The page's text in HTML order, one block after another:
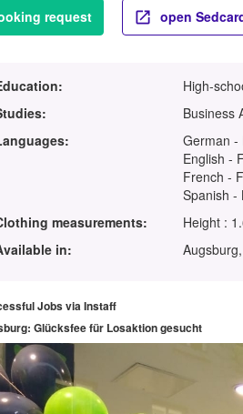
request open
High-
Business
German -
English -
French -
Spanish -
measurements:
Height :
in:
Jobs via Instaff
Glücksfee für Losaktion gesucht